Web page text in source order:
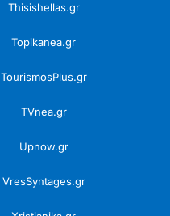
Thisishellas.gr
Topikanea.gr
TourismosPlus.gr
TVnea.gr
Upnow.gr
VresSyntages.gr